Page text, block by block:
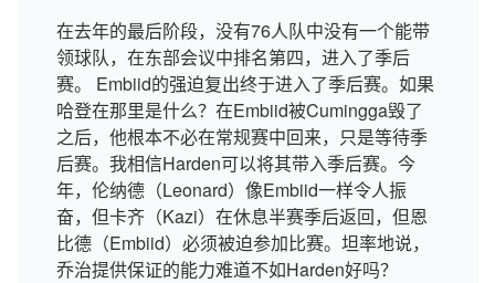
在去年的最后阶段，没有76人队中没有一个能带
领球队，在东部会议中排名第四，进入了季后
赛。 Embiid的强迫复出终于进入了季后赛。如果
哈登在那里是什么？在Embiid被Cumingga毁了
之后，他根本不必在常规赛中回来，只是等待季
后赛。我相信Harden可以将其带入季后赛。今
年，伦纳德（Leonard）像Embiid一样令人振
奋，但卡齐（Kazi）在休息半赛季后返回，但恩
比德（Embiid）必须被迫参加比赛。坦率地说，
乔治提供保证的能力难道不如Harden好吗？